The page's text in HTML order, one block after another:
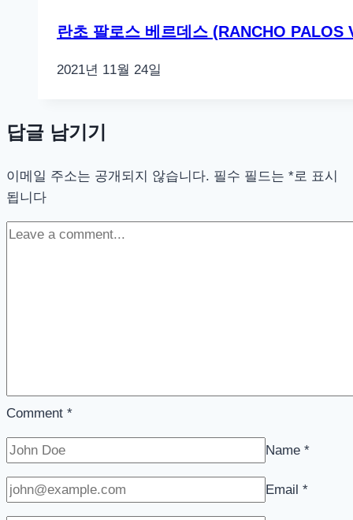
란초 팔로스 베르데스 (RANCHO
2021년 11월 24일
답글 남기기
이메일 주소는 공개되지 않습니다. 필수 필드는 *로 표시
됩니다
Comment *
Name *
Email *